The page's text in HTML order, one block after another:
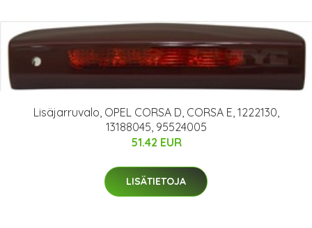
Lisäjarruvalo, OPEL CORSA D, CORSA E, 1222130,
13188045, 95524005
51.42 EUR
LISÄTIETOJA